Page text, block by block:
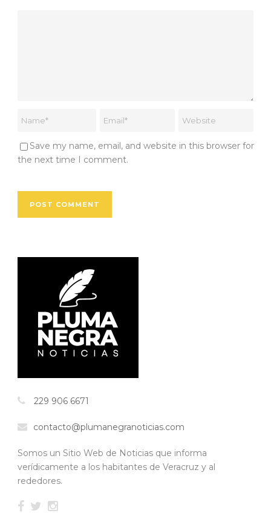
Save my name, email, and website in this browser for
the next time I comment.
229 906 6671
contacto@plumanegranoticias.com
Somos un Sitio Web de Noticias que informa
verídicamente a los habitantes de Veracruz y al
rededores.